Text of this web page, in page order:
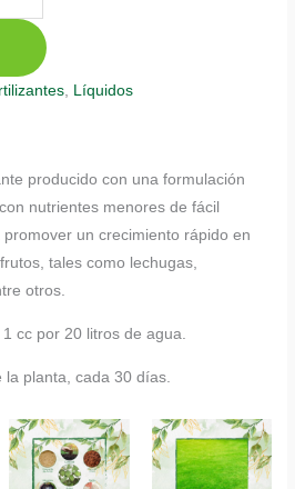
Líquidos
producido con una formulación
nutrientes menores de fácil
un crecimiento rápido en
tales como lechugas,
otros.
cc por 20 litros de agua.
la planta, cada 30 días.